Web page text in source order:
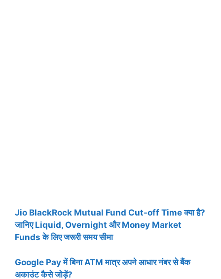
Jio BlackRock Mutual Fund Cut-off Time क्या है?
जानिए Liquid, Overnight और Money Market
Funds के लिए जरूरी समय सीमा
Google Pay में बिना ATM मात्र अपने आधार नंबर से बैंक
अकाउंट कैसे जोड़ें?